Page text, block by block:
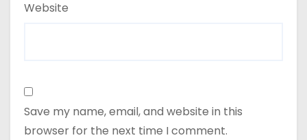
Website
Save my name, email, and website in this
browser for the next time I comment.